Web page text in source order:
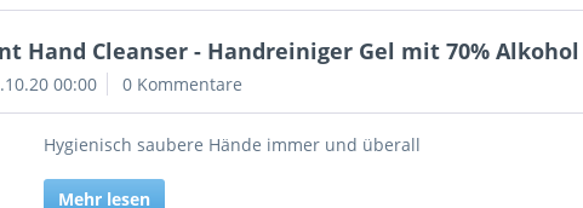
Hand Cleanser - Handreiniger Gel mit 70%
00:00 0 Kommentare
Hygienisch saubere Hände immer und überall
Mehr lesen